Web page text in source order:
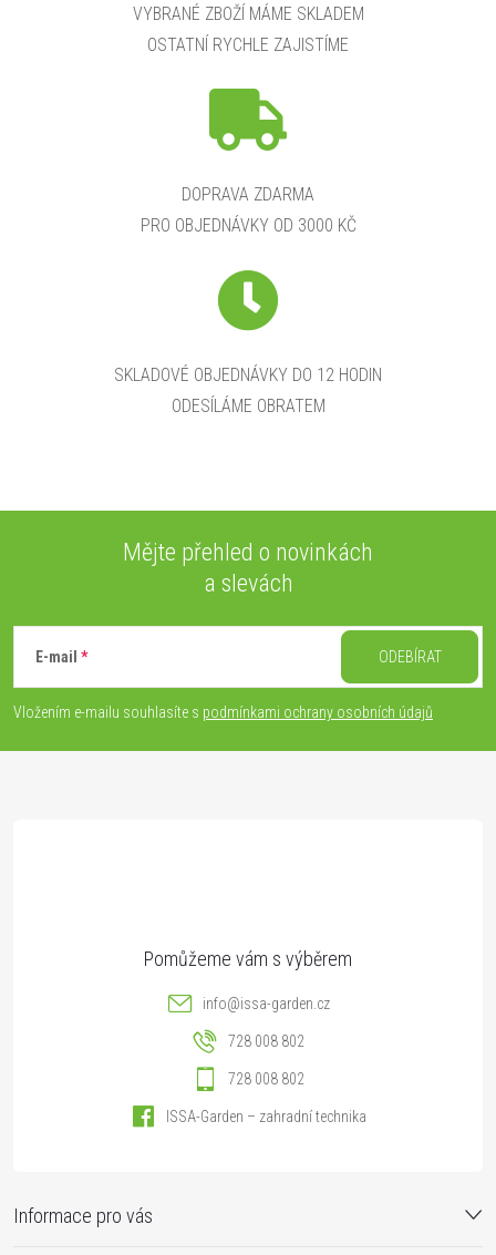
VYBRANÉ ZBOŽÍ MÁME SKLADEM
OSTATNÍ RYCHLE ZAJISTÍME
DOPRAVA ZDARMA
PRO OBJEDNÁVKY OD 3000 KČ
SKLADOVÉ OBJEDNÁVKY DO 12 HODIN
ODESÍLÁME OBRATEM
p
Mějte přehled o novinkách
a slevách
E-mail
Vložením e-mailu souhlasíte s podmínkami ochrany osobních údajů
ODEBÍRAT
Informace pro vás
info@issa-garden.cz
728 008 802
728 008 802
ISSA-Garden – zahradní technika